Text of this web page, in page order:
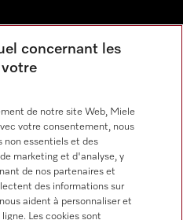
concernant les
de notre site Web, Miele
votre consentement, nous
non essentiels et des
marketing et d'analyse, y
de nos partenaires et
des informations sur
aident à personnaliser et
Les cookies sont